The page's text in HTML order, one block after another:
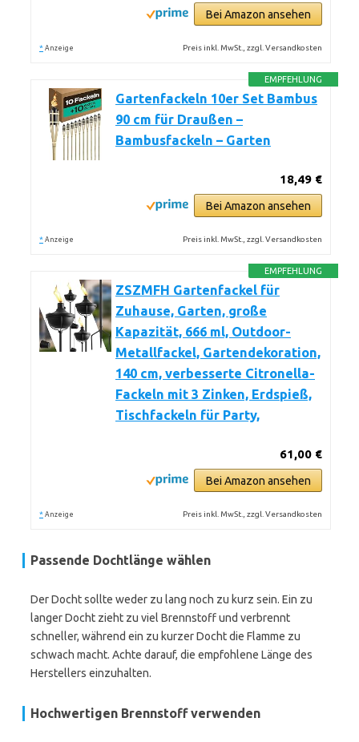
Bei Amazon ansehen
* Anzeige Preis inkl. MwSt., zzgl. Versandkosten
EMPFEHLUNG
Gartenfackeln 10er Set Bambus
90 cm für Draußen –
Bambusfackeln – Garten
18,49 €
Bei Amazon ansehen
* Anzeige Preis inkl. MwSt., zzgl. Versandkosten
EMPFEHLUNG
ZSZMFH Gartenfackel für
Zuhause, Garten, große
Kapazität, 666 ml, Outdoor-
Metallfackel, Gartendekoration,
140 cm, verbesserte Citronella-
Fackeln mit 3 Zinken, Erdspieß,
Tischfackeln für Party,
61,00 €
Bei Amazon ansehen
* Anzeige Preis inkl. MwSt., zzgl. Versandkosten
Passende Dochtlänge wählen
Der Docht sollte weder zu lang noch zu kurz sein. Ein zu
langer Docht zieht zu viel Brennstoff und verbrennt
schneller, während ein zu kurzer Docht die Flamme zu
schwach macht. Achte darauf, die empfohlene Länge des
Herstellers einzuhalten.
Hochwertigen Brennstoff verwenden